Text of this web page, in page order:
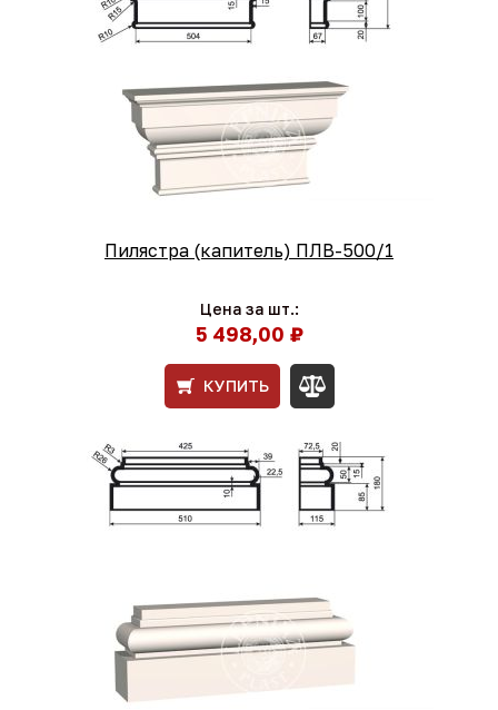
Пилястра (капитель) ПЛВ-500/1
Цена за шт.:
5 498,00 ₽
КУПИТЬ